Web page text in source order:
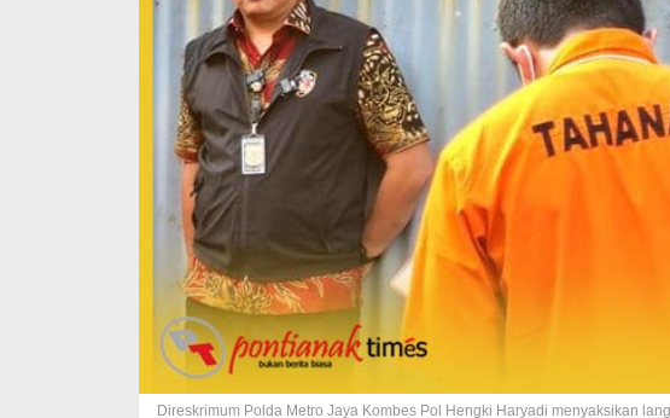
Direskrimum Polda Metro Jaya Kombes Pol Hengki Haryadi menyaksikan